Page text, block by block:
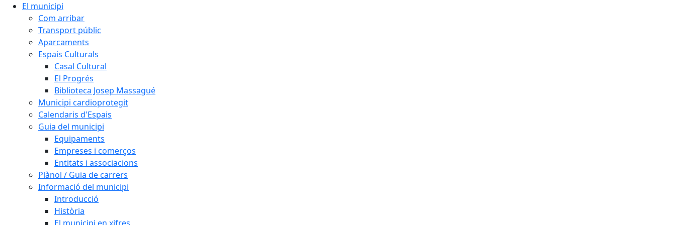
El municipi
Com arribar
Transport públic
Aparcaments
Espais Culturals
Casal Cultural
El Progrés
Biblioteca Josep Massagué
Municipi cardioprotegit
Calendaris d'Espais
Guia del municipi
Equipaments
Empreses i comerços
Entitats i associacions
Plànol / Guia de carrers
Informació del municipi
Introducció
Història